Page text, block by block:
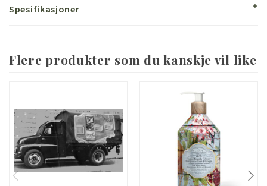
Spesifikasjoner
Flere produkter som du kanskje vil like